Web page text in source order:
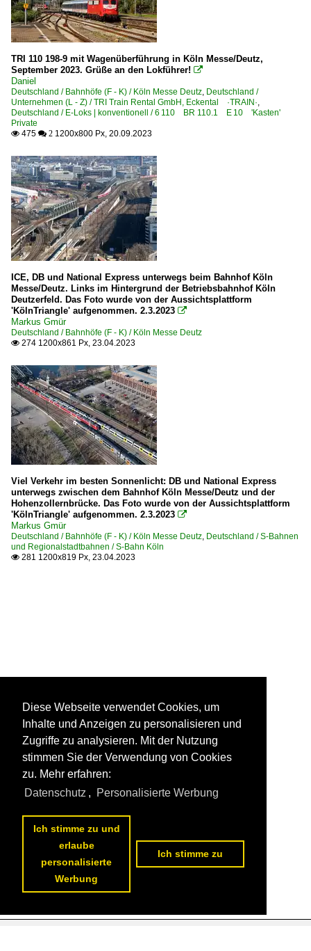
TRI 110 198-9 mit Wagenüberführung in Köln Messe/Deutz,
September 2023. Grüße an den Lokführer! 
Daniel
Deutschland / Bahnhöfe (F - K) / Köln Messe Deutz, Deutschland /
Unternehmen (L - Z) / TRI Train Rental GmbH, Eckental ·TRAIN·,
Deutschland / E-Loks | konventionell / 6 110 BR 110.1 E 10 'Kasten'
Private
 475  2 1200x800 Px, 20.09.2023
ICE, DB und National Express unterwegs beim Bahnhof Köln
Messe/Deutz. Links im Hintergrund der Betriebsbahnhof Köln
Deutzerfeld. Das Foto wurde von der Aussichtsplattform
'KölnTriangle' aufgenommen. 2.3.2023 
Markus Gmür
Deutschland / Bahnhöfe (F - K) / Köln Messe Deutz
 274 1200x861 Px, 23.04.2023
Viel Verkehr im besten Sonnenlicht: DB und National Express
unterwegs zwischen dem Bahnhof Köln Messe/Deutz und der
Hohenzollernbrücke. Das Foto wurde von der Aussichtsplattform
'KölnTriangle' aufgenommen. 2.3.2023 
Markus Gmür
Deutschland / Bahnhöfe (F - K) / Köln Messe Deutz, Deutschland / S-Bahnen
und Regionalstadtbahnen / S-Bahn Köln
 281 1200x819 Px, 23.04.2023
Diese Webseite verwendet Cookies, um
Inhalte und Anzeigen zu personalisieren und
Zugriffe zu analysieren. Mit der Nutzung
stimmen Sie der Verwendung von Cookies
zu. Mehr erfahren:
Datenschutz , Personalisierte Werbung
Ich stimme zu und
erlaube
personalisierte
Werbung
Ich stimme zu